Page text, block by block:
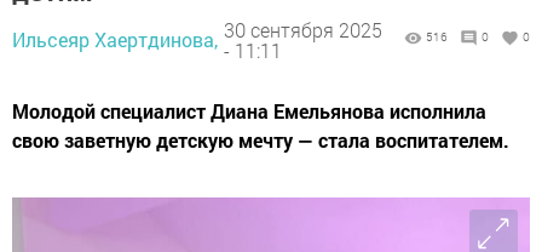
Ильсеяр Хаертдинова, 30 сентября 2025
- 11:11
516 0 0
Молодой специалист Диана Емельянова исполнила
свою заветную детскую мечту — стала воспитателем.